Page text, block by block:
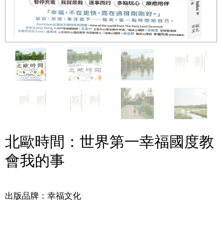
北歐時間：世界第一幸福國度教
會我的事
出版品牌：幸福文化